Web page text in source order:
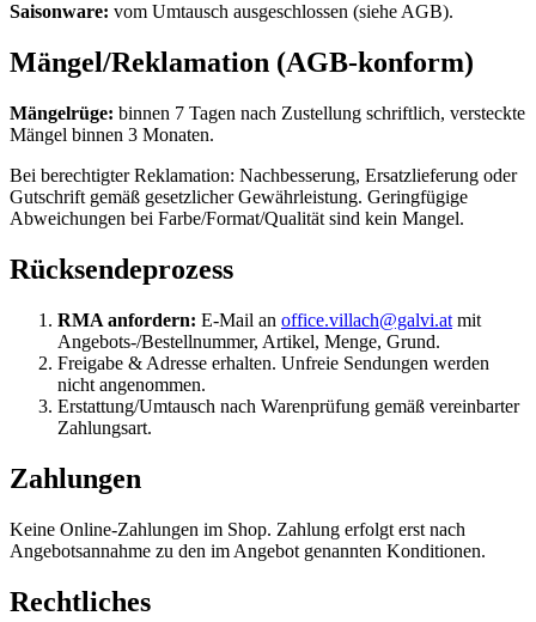
Saisonware: vom Umtausch ausgeschlossen (siehe AGB).
Mängel/Reklamation (AGB-konform)
Mängelrüge: binnen 7 Tagen nach Zustellung schriftlich, versteckte
Mängel binnen 3 Monaten.
Bei berechtigter Reklamation: Nachbesserung, Ersatzlieferung oder
Gutschrift gemäß gesetzlicher Gewährleistung. Geringfügige
Abweichungen bei Farbe/Format/Qualität sind kein Mangel.
Rücksendeprozess
RMA anfordern: E-Mail an office.villach@galvi.at mit
Angebots-/Bestellnummer, Artikel, Menge, Grund.
Freigabe & Adresse erhalten. Unfreie Sendungen werden
nicht angenommen.
Erstattung/Umtausch nach Warenprüfung gemäß vereinbarter
Zahlungsart.
Zahlungen
Keine Online-Zahlungen im Shop. Zahlung erfolgt erst nach
Angebotsannahme zu den im Angebot genannten Konditionen.
Rechtliches